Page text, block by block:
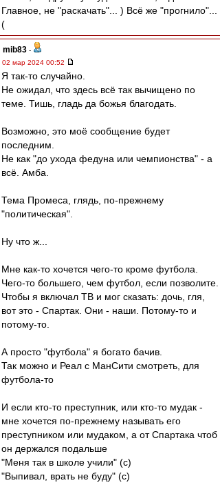
Главное, не "раскачать"... ) Всё же "прогнило"...
(
mib83 -
02 мар 2024 00:52
Я так-то случайно.
Не ожидал, что здесь всё так вычищено по
теме. Тишь, гладь да божья благодать.
Возможно, это моё сообщение будет
последним.
Не как "до ухода федуна или чемпионства" - а
всё. Амба.
Тема Промеса, глядь, по-прежнему
"политическая".
Ну что ж...
Мне как-то хочется чего-то кроме футбола.
Чего-то большего, чем футбол, если позволите.
Чтобы я включал ТВ и мог сказать: дочь, гля,
вот это - Спартак. Они - наши. Потому-то и
потому-то.
А просто "футбола" я богато бачив.
Так можно и Реал с МанСити смотреть, для
футбола-то
И если кто-то преступник, или кто-то мудак -
мне хочется по-прежнему называть его
преступником или мудаком, а от Спартака чтоб
он держался подальше
"Меня так в школе учили" (с)
"Выпивал, врать не буду" (с)